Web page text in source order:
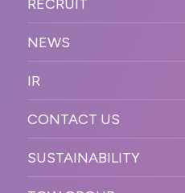
促
デジタル制作・映像
制作
PR
COMPANY INFORMATION
MESSAGE
OFFICER
ACCESS
ORGANIZATION CHART
HISTORY
RECRUIT
新卒採用
キャリア採用
NEWS
IR
CONTACT US
SUSTAINABILITY